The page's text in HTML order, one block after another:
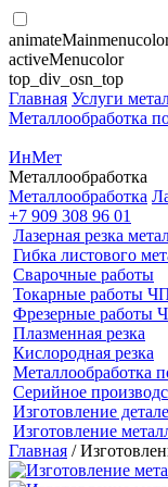
activeMenucolor
top_div_osn_top
Главная Услуги
Металлообработка
ИнМет
Металлообработка
Металлообработка
+7 909 308 96 01
Лазерная резка
Гибка листового
Сварочные работы
Токарные работы
Фрезерные работы
Плазменная резка
Кислородная резка
Металлообработка
Серийное
Изготовление
Изготовление
Главная /